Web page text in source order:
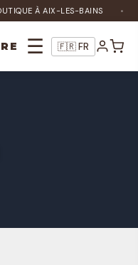
À AIX-LES-BAINS
☰ 🇫🇷 FR